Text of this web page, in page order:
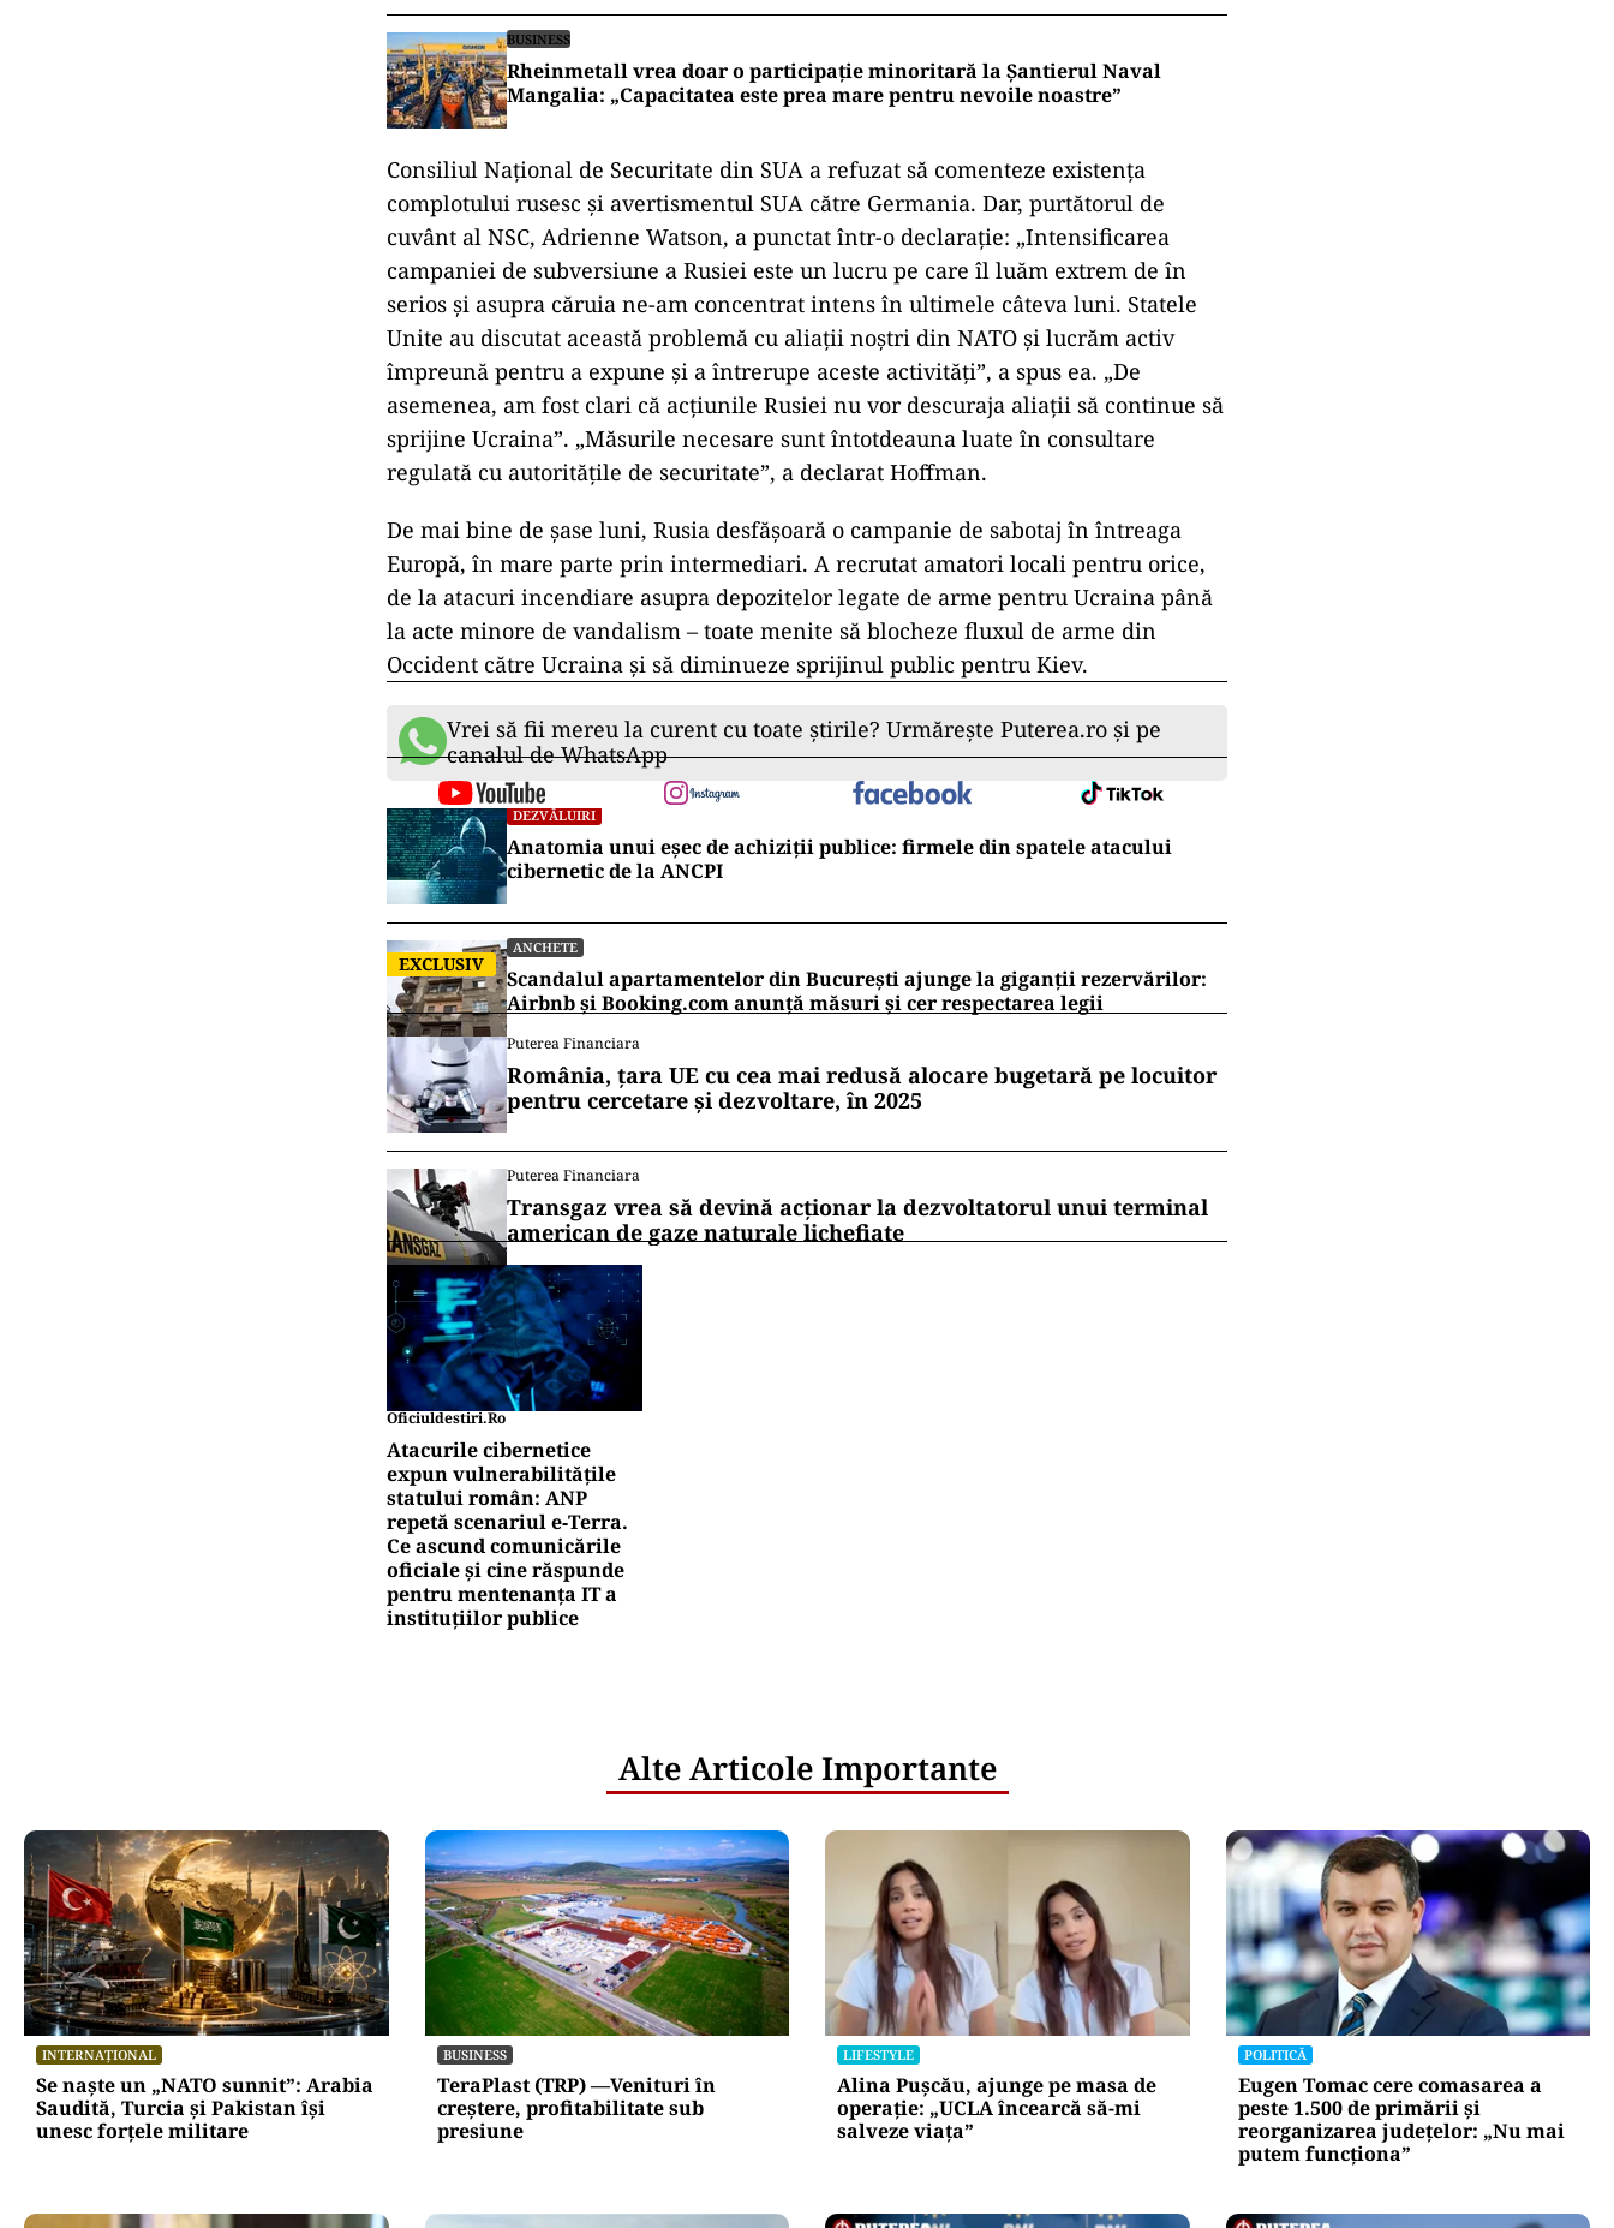
Compania lui Armin Papperger, Rheinmetall, este cel mai mare și cel mai de
succes producător german de proiectile de artilerie de 155 mm care au devenit
arma decisivă în războiul de uzură din Ucraina. În următoarele săptămâni,
compania va deschide o fabrică de vehicule blindate în Ucraina, un efort despre
care o sursă familiarizată cu informațiile a declarat că este foarte îngrijorător
pentru Rusia.
ECONOMIE
Statul schimbă strategia: cel puțin șase licitații lunare pentru vânzarea
Șantierului Naval Mangalia, aflat în faliment
BUSINESS
Rheinmetall vrea doar o participație minoritară la Șantierul Naval
Consiliul Național de Securitate din SUA a refuzat să comenteze existența
complotului rusesc și avertismentul SUA către Germania. Dar, purtătorul de
cuvânt al NSC, Adrienne Watson, a punctat într-o declarație: „Intensificarea
campaniei de subversiune a Rusiei este un lucru pe care îl luăm extrem de în
serios și asupra căruia ne-am concentrat intens în ultimele câteva luni. Statele
Unite au discutat această problemă cu aliații noștri din NATO și lucrăm activ
împreună pentru a expune și a întrerupe aceste activități”, a spus ea. „De
asemenea, am fost clari că acțiunile Rusiei nu vor descuraja aliații să continue să
sprijine Ucraina”. „Măsurile necesare sunt întotdeauna luate în consultare
regulată cu autoritățile de securitate”, a declarat Hoffman.
De mai bine de șase luni, Rusia desfășoară o campanie de sabotaj în întreaga
Europă, în mare parte prin intermediari. A recrutat amatori locali pentru orice,
de la atacuri incendiare asupra depozitelor legate de arme pentru Ucraina până
la acte minore de vandalism – toate menite să blocheze fluxul de arme din
Occident către Ucraina și să diminueze sprijinul public pentru Kiev.
Vrei să fii mereu la curent cu toate știrile? Urmărește Puterea.ro și pe
canalul de WhatsApp
DEZVĂLUIRI
cibernetic de la ANCPI
EXCLUSIV
ANCHETE
Scandalul apartamentelor din București ajunge la giganții rezervărilor:
Airbnb și Booking.com anunță măsuri și cer respectarea legii
Puterea Financiara
România, țara UE cu cea mai redusă alocare bugetară pe locuitor
pentru cercetare și dezvoltare, în 2025
Puterea Financiara
Transgaz vrea să devină acționar la dezvoltatorul unui terminal
Oficiuldestiri.ro
Atacurile cibernetice
expun vulnerabilitățile
statului român: ANP
repetă scenariul e‑Terra.
Ce ascund comunicările
oficiale și cine răspunde
pentru mentenanța IT a
instituțiilor publice